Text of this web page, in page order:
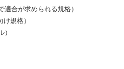
合が求められる規格）
規格）